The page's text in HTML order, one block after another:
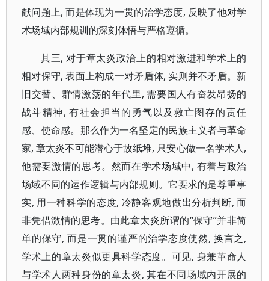
献问题上, 而是体现为一贯的治学态度, 反映了他对学
术场域内部规训的深刻体悟与严格遵循。
其三, 对于章太炎政治上的相对激进和学术上的
相对保守, 表面上构成一对矛盾体, 实则并不矛盾。新
旧交替、群情激荡的年代里, 需要国人有奋发昂扬的
战斗精神, 有社会担当的勇气以及救亡图存的责任
感、使命感。那么作为一名坚定的民族主义者与革命
家, 章太炎不可能潜心于故纸堆, 只安心做一名学术人,
他需要激情的思考。然而在学术场域中, 有着与政治
场域不同的运作逻辑与内部规则。它要求的是尊重事
实, 用一种科学的态度, 冷静客观地做出分析判断, 而
非凭借激情的思考。由此章太炎所谓的“保守”并非简
单的保守, 而是一贯的谨严的治学态度使然, 换言之,
学术上的章太炎似更具科学态度。可见, 身兼革命人
与学术人两种身份的章太炎, 其在不同场域内开展的